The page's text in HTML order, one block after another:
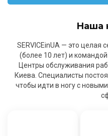
Наша
SERVICEinUA — это целая
(более 10 лет) и
Центры обслуживания
Киева. Специалисты
чтобы идти в ногу с